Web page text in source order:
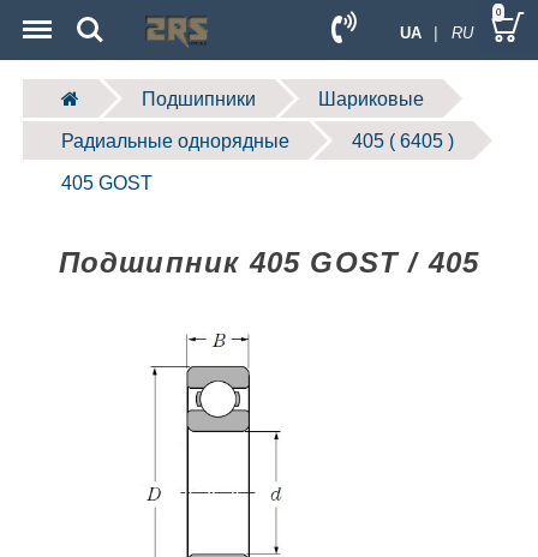
UA | RU
Search 0
Подшипники Шариковые
Радиальные однорядные 405 ( 6405 )
405 GOST
Подшипник 405 GOST / 405